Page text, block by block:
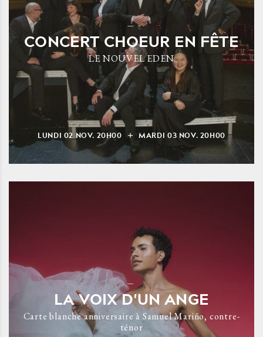
CONCERT CHOEUR EN FÊTE
LE NOUVEL EDEN
LUNDI 02 NOV. 20H00 MARDI 03 NOV. 20H00
LA VOIX D'UN ANGE
Carte blanche anniversaire à Samuel Mariño, contre-
ténor